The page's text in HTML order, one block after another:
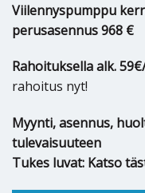
Viilennyspumppu
perusasennus 968 €
Rahoituksella alk.
rahoitus nyt!
Myynti, asennus,
tulevaisuuteen
Tukes luvat: Katso